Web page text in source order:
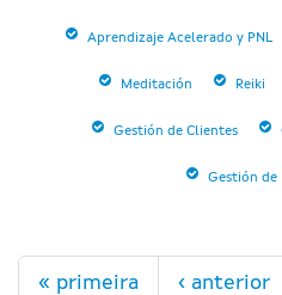
Aprendizaje Acelerado y PNL
Meditación Reiki
Gestión de Clientes
Gestión de
Páxinas
« primeira ‹ anterior